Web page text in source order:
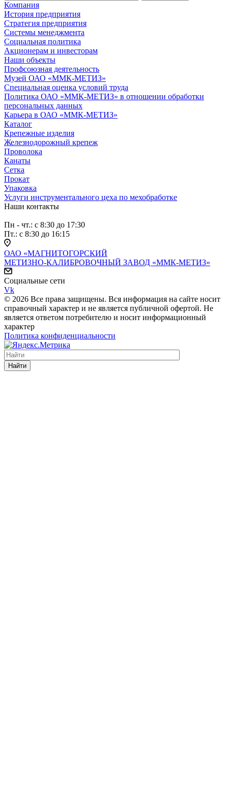
Компания
История предприятия
Стратегия предприятия
Системы менеджмента
Социальная политика
Акционерам и инвесторам
Наши объекты
Профсоюзная деятельность
Музей ОАО «ММК-МЕТИЗ»
Специальная оценка условий труда
Политика ОАО «ММК-МЕТИЗ» в отношении обработки
персональных данных
Карьера в ОАО «ММК-МЕТИЗ»
Каталог
Крепежные изделия
Железнодорожный крепеж
Проволока
Канаты
Сетка
Прокат
Упаковка
Услуги инструментального цеха по мехобработке
Наши контакты
Пн - чт.: с 8:30 до 17:30
Пт.: с 8:30 до 16:15
ОАО «МАГНИТОГОРСКИЙ
МЕТИЗНО-КАЛИБРОВОЧНЫЙ ЗАВОД «ММК-МЕТИЗ»
Социальные сети
Vk
© 2026 Все права защищены. Вся информация на сайте носит
справочный характер и не является публичной офертой. Не
является ответом потребителю и носит информационный
характер
Политика конфиденциальности
Найти